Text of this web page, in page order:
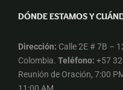
DÓNDE ESTAMOS Y
Dirección: Calle 2E # 7B –
Colombia. Teléfono: +57
Reunión de Oración, 7:00